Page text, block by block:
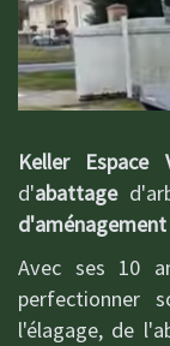
Keller Espace
d'abattage
Avec ses 10
perfectionner
l'élagage, de